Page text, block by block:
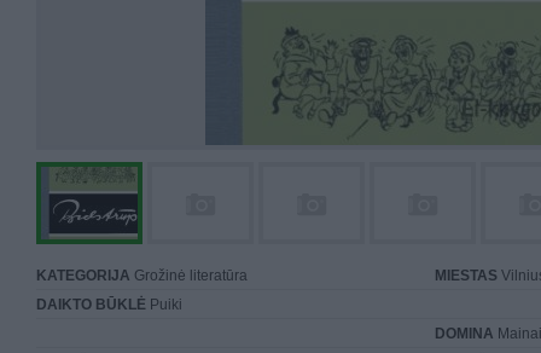
KATEGORIJA Grožinė literatūra MIESTAS
DAIKTO BŪKLĖ Puiki
DOMINA